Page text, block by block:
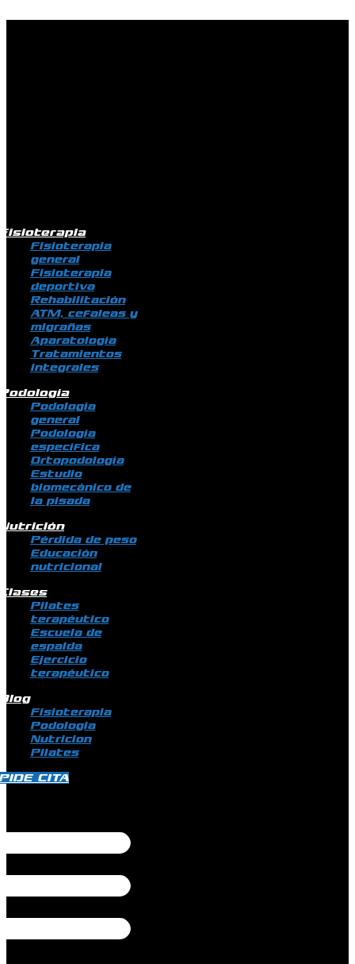
Fisioterapia
general
Fisioterapia
deportiva
Rehabilitación
ATM, cefaleas y
migrañas
Aparatología
Tratamientos
integrales
Podología
general
Podología
específica
Ortopodología
Estudio
biomecánico de
la pisada
Pérdida de peso
Educación
nutricional
Pilates
terapéutico
Escuela de
espalda
Ejercicio
terapéutico
Fisioterapia
Podologia
Nutricion
Pilates
CITA